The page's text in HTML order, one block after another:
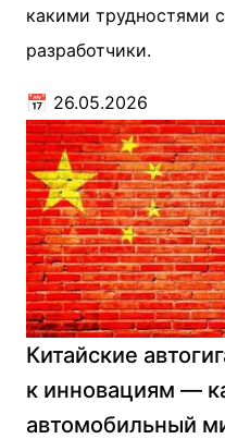
какими трудностями
разработчики.
📅 26.05.2026
Китайские
к инновациям —
автомобильный